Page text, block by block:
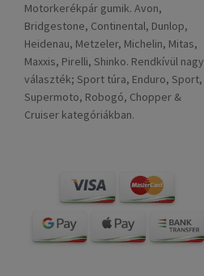
Motorkerékpár gumik. Avon,
Bridgestone, Continental, Dunlop,
Heidenau, Metzeler, Michelin, Mitas,
Maxxis, Pirelli, Shinko. Rendkívül nagy
választék; Sport túra, Enduro, Sport,
Supermoto, Robogó, Chopper &
Cruiser kategóriákban.